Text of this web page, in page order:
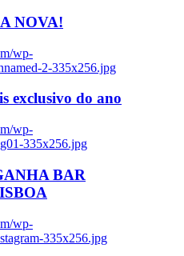
NOVA!
wp-
2-335x256.jpg
exclusivo do ano
wp-
335x256.jpg
BAR
wp-
335x256.jpg